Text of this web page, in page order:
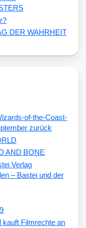
DER WAHRHEIT
of-the-Coast-
zurück
AND BONE
– Bastei und der
kauft Filmrechte an